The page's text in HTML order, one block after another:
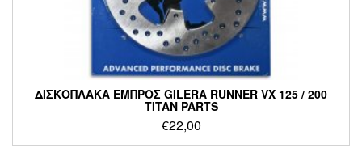
ΔΙΣΚΟΠΛΑΚΑ ΕΜΠΡΟΣ GILERA RUNNER VX 125 / 200
TITAN PARTS
€22,00